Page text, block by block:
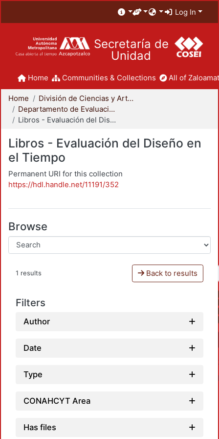
Log In
Secretaría de
Unidad
Home Communities & Collections All of
Home
División de Ciencias y Artes para el Diseño
Departamento de Evaluación del Diseño en el Tiempo
Libros - Evaluación del Diseño en el Tiempo
Libros - Evaluación del Diseño en
el Tiempo
Permanent URI for this collection
https://hdl.handle.net/11191/352
Browse
1 results Back to results
Filters
Author
Date
Type
CONAHCYT Area
Has files